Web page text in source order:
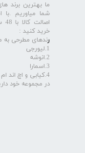
ما بهترین برند
شما میاوریم
خرید کنید :
رندهای مطرحی به
1.لیورجی
2.انوشه
3.اسمارا
4.کیابی و اچ اند ام و ...
در مجموعه خود